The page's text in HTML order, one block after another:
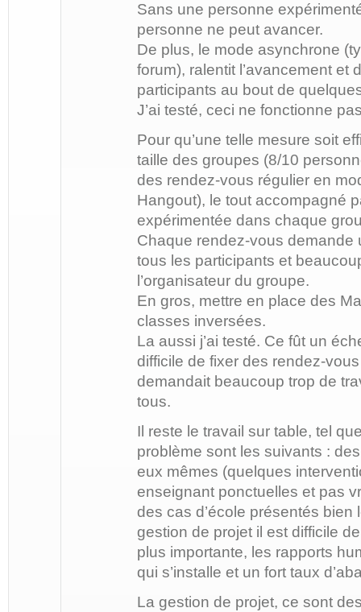
Sans une personne
personne ne peut avancer.
De plus, le mode asynchrone
forum), ralentit l’avancement et
participants au bout de
J’ai testé, ceci ne fonctionne
Pour qu’une telle mesure soit
taille des groupes (8/10
des rendez-vous régulier en
Hangout), le tout accompagné
expérimentée dans chaque
Chaque rendez-vous demande
tous les participants et
l’organisateur du groupe.
En gros, mettre en place des
classes inversées.
La aussi j’ai testé. Ce fût un
difficile de fixer des rendez-
demandait beaucoup trop de
tous.
Il reste le travail sur table, tel
problème sont les suivants :
eux mêmes (quelques
enseignant ponctuelles et pas
des cas d’école présentés bien
gestion de projet il est difficile
plus importante, les rapports
qui s’installe et un fort taux
La gestion de projet, ce sont